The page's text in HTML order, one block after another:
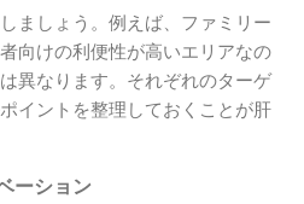
ましょう。例えば、ファミリー
向けの利便性が高いエリアなの
異なります。それぞれのターゲ
イントを整理しておくことが肝
ーション